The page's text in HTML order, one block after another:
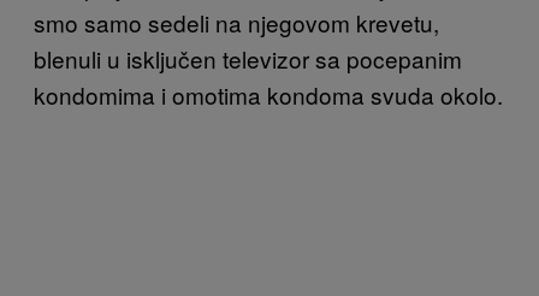
smo samo sedeli na njegovom krevetu,
blenuli u isključen televizor sa pocepanim
kondomima i omotima kondoma svuda okolo.